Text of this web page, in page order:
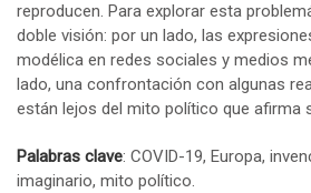
reproducen. Para explorar esta
doble visión: por un lado, las
modélica en redes sociales y medios
lado, una confrontación con algunas
están lejos del mito político que afirma
Palabras clave: COVID-19, Europa,
imaginario, mito político.